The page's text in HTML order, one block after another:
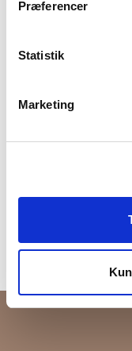
Præferencer
Statistik
Marketing